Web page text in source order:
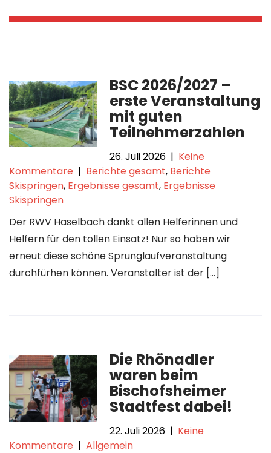
BSC 2026/2027 –
erste Veranstaltung
mit guten
Teilnehmerzahlen
26. Juli 2026 | Keine
Kommentare | Berichte gesamt, Berichte
Skispringen, Ergebnisse gesamt, Ergebnisse
Skispringen
Der RWV Haselbach dankt allen Helferinnen und
Helfern für den tollen Einsatz! Nur so haben wir
erneut diese schöne Sprunglaufveranstaltung
durchfürhen können. Veranstalter ist der […]
Die Rhönadler
waren beim
Bischofsheimer
Stadtfest dabei!
22. Juli 2026 | Keine
Kommentare | Allgemein